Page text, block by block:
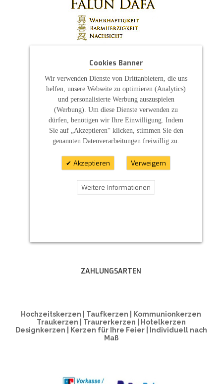
ZAHLUNGSARTEN
Hochzeitskerzen | Taufkerzen | Kommunionkerzen
Traukerzen | Traurerkerzen | Hotelkerzen
Designkerzen | Kerzen für Ihre Feier | Individuell nach
Maß
Cookies Banner
Wir verwenden Dienste von Drittanbietern, die uns
helfen, unsere Webseite zu optimieren (Analytics)
und personalisierte Werbung auszuspielen
(Werbung). Um diese Dienste verwenden zu
dürfen, benötigen wir Ihre Einwilligung. Indem
Sie auf „Akzeptieren“ klicken, stimmen Sie den
genannten Datenverarbeitungen freiwillig zu.
Akzeptieren Verweigern
Weitere Informationen